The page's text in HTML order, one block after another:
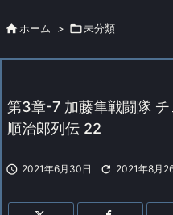
 ホーム > 未分類
第3章-7 加藤隼戦闘隊
順治郎列伝 22
 2021年6月30日  2021年8月